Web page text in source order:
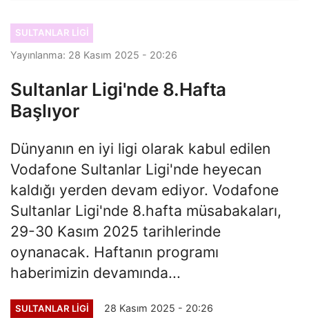
SULTANLAR LIGI
Yayınlanma: 28 Kasım 2025 - 20:26
Sultanlar Ligi'nde 8.Hafta
Başlıyor
Dünyanın en iyi ligi olarak kabul edilen
Vodafone Sultanlar Ligi'nde heyecan
kaldığı yerden devam ediyor. Vodafone
Sultanlar Ligi'nde 8.hafta müsabakaları,
29-30 Kasım 2025 tarihlerinde
oynanacak. Haftanın programı
haberimizin devamında...
SULTANLAR LIGI 28 Kasım 2025 - 20:26